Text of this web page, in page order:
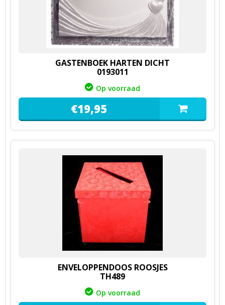
GASTENBOEK HARTEN DICHT
0193011
Op voorraad
€19,95
ENVELOPPENDOOS ROOSJES
TH489
Op voorraad